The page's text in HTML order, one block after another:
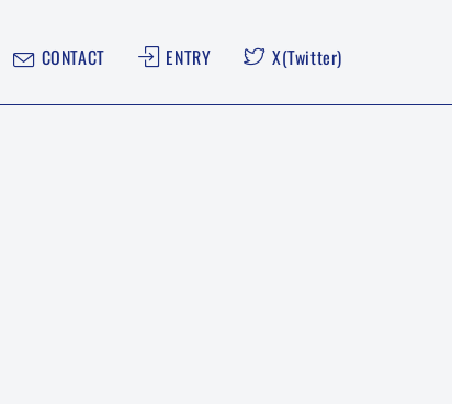
CONTACT ENTRY X(Twitter)